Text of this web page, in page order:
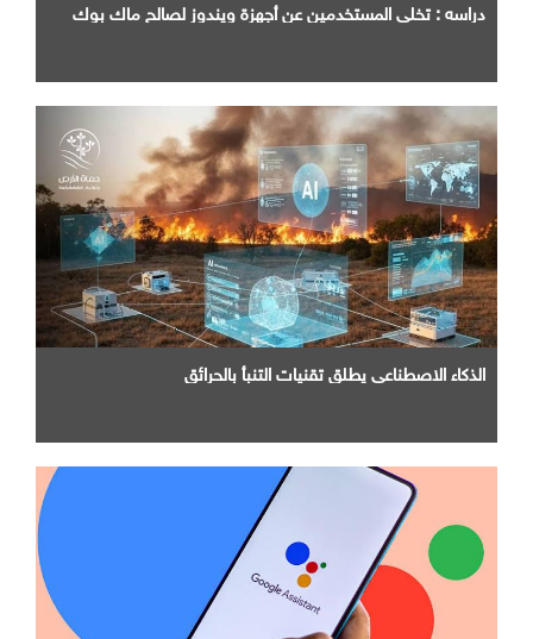
دراسه : تخلي المستخدمين عن أجهزة ويندوز لصالح ماك بوك
الذكاء الاصطناعي يطلق تقنيات التنبأ بالحرائق